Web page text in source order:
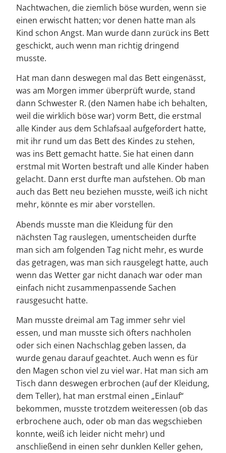
Nachtwachen, die ziemlich böse wurden, wenn sie
einen erwischt hatten; vor denen hatte man als
Kind schon Angst. Man wurde dann zurück ins Bett
geschickt, auch wenn man richtig dringend
musste.
Hat man dann deswegen mal das Bett eingenässt,
was am Morgen immer überprüft wurde, stand
dann Schwester R. (den Namen habe ich behalten,
weil die wirklich böse war) vorm Bett, die erstmal
alle Kinder aus dem Schlafsaal aufgefordert hatte,
mit ihr rund um das Bett des Kindes zu stehen,
was ins Bett gemacht hatte. Sie hat einen dann
erstmal mit Worten bestraft und alle Kinder haben
gelacht. Dann erst durfte man aufstehen. Ob man
auch das Bett neu beziehen musste, weiß ich nicht
mehr, könnte es mir aber vorstellen.
Abends musste man die Kleidung für den
nächsten Tag rauslegen, umentscheiden durfte
man sich am folgenden Tag nicht mehr, es wurde
das getragen, was man sich rausgelegt hatte, auch
wenn das Wetter gar nicht danach war oder man
einfach nicht zusammenpassende Sachen
rausgesucht hatte.
Man musste dreimal am Tag immer sehr viel
essen, und man musste sich öfters nachholen
oder sich einen Nachschlag geben lassen, da
wurde genau darauf geachtet. Auch wenn es für
den Magen schon viel zu viel war. Hat man sich am
Tisch dann deswegen erbrochen (auf der Kleidung,
dem Teller), hat man erstmal einen „Einlauf“
bekommen, musste trotzdem weiteressen (ob das
erbrochene auch, oder ob man das wegschieben
konnte, weiß ich leider nicht mehr) und
anschließend in einen sehr dunklen Keller gehen,